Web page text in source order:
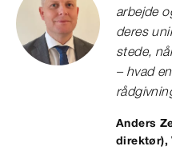
arbejde
deres
stede,
– hvad
Anders
direktør),